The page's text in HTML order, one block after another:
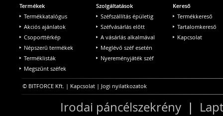
Termékek
Termékkatalógus
Akciós ajánlatok
Csoporttérkép
Népszerű termékek
Terméklisták
Megszűnt széfek
Szolgáltatások
Széfszállítás épületig
Széfvásárlás előtt
A vásárlás alkalmával
Meglévő széf esetén
Nyereményjáték széf
Kereső
Termékkereső
Tartalomkereső
Kapcsolat
© BITFORCE Kft. | Kapcsolat | Jogi nyilatkozatok
Irodai páncélszekrény |